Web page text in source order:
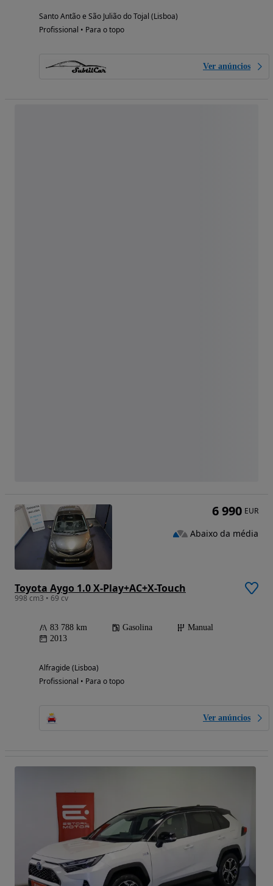
Santo Antão e São Julião do Tojal (Lisboa)
Profissional • Para o topo
Ver anúncios
Toyota Aygo 1.0 X-Play+AC+X-Touch
998 cm3 • 69 cv
83 788 km Gasolina
Manual
2013
Alfragide (Lisboa)
Profissional • Para o topo
Ver anúncios
6 990 EUR
Abaixo da média